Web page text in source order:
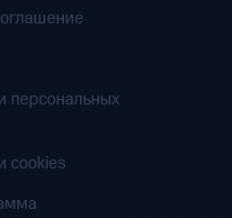
персональных
cookies